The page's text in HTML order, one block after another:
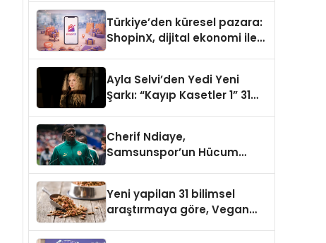
Türkiye’den küresel pazara:
ShopinX, dijital ekonomi ile
Ayla Selvi’den Yedi Yeni
Şarkı: “Kayıp Kasetler 1” 31
Cherif Ndiaye,
Samsunspor’un Hücum
Yeni yapilan 31 bilimsel
araştırmaya göre, Vegan